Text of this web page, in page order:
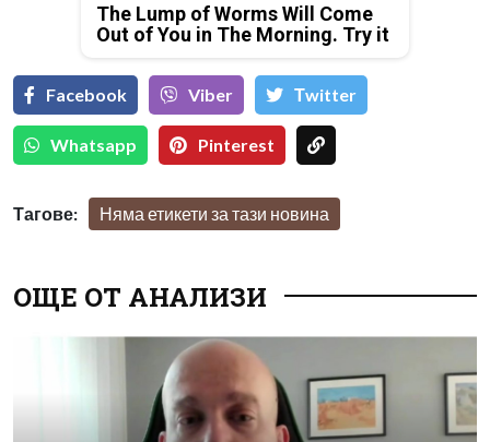
The Lump of Worms Will Come
Out of You in The Morning. Try it
Facebook Viber Тwitter
Whatsapp Pinterest
Тагове: Няма етикети за тази новина
ОЩЕ ОТ АНАЛИЗИ